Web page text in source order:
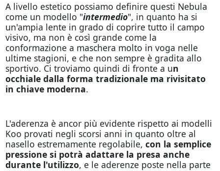
A livello estetico possiamo definire questi Nebula
come un modello "intermedio", in quanto ha si
un'ampia lente in grado di coprire tutto il campo
visivo, ma non è così grande come la
conformazione a maschera molto in voga nelle
ultime stagioni, e che non sempre è gradita allo
sportivo. Ci troviamo quindi di fronte a un
occhiale dalla forma tradizionale ma rivisitato
in chiave moderna.
L'aderenza è ancor più evidente rispetto ai modelli
Koo provati negli scorsi anni in quanto oltre al
nasello estremamente regolabile, con la semplice
pressione si potrà adattare la presa anche
durante l'utilizzo, e le aderenze poste nella parte